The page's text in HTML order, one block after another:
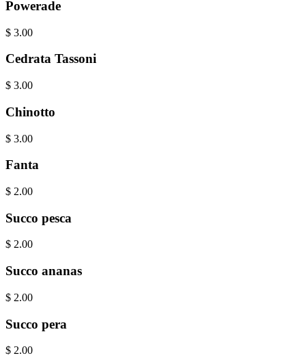
Powerade
$ 3.00
Cedrata Tassoni
$ 3.00
Chinotto
$ 3.00
Fanta
$ 2.00
Succo pesca
$ 2.00
Succo ananas
$ 2.00
Succo pera
$ 2.00